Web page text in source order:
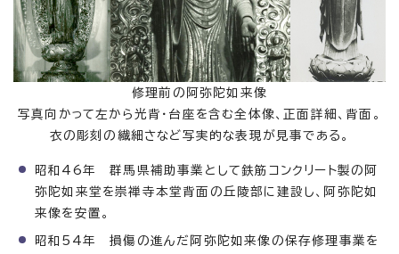
修理前の阿弥陀如来像
写真向かって左から光背・台座を含む全体像、正面詳細、背面。
衣の彫刻の繊細さなど写実的な表現が見事である。
昭和46年 群馬県補助事業として鉄筋コンクリート製の阿
弥陀如来堂を崇禅寺本堂背面の丘陵部に建設し、阿弥陀如
来像を安置。
昭和54年 損傷の進んだ阿弥陀如来像の保存修理事業を